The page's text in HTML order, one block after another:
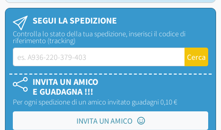
SEGUI LA SPEDIZIONE
Controlla lo stato della tua spedizione, inserisci il codice di
riferimento (tracking)
INVITA UN AMICO
E GUADAGNA !!!
Per ogni spedizione di un amico invitato guadagni 0,10 €
INVITA UN AMICO